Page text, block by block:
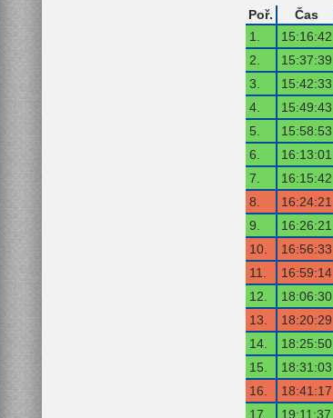
Poř. Čas
1.
15:16:42
2.
15:37:39
3.
15:42:33
4.
15:49:43
5.
15:58:53
6.
16:13:01
7.
16:15:42
8.
16:24:21
9.
16:26:21
10.
16:56:33
11.
16:59:14
12.
18:06:30
13.
18:20:29
14.
18:25:50
15.
18:31:03
16.
18:41:17
17.
19:11:37